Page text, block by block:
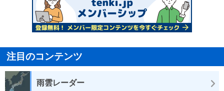
注目のコンテンツ
雨雲レーダー